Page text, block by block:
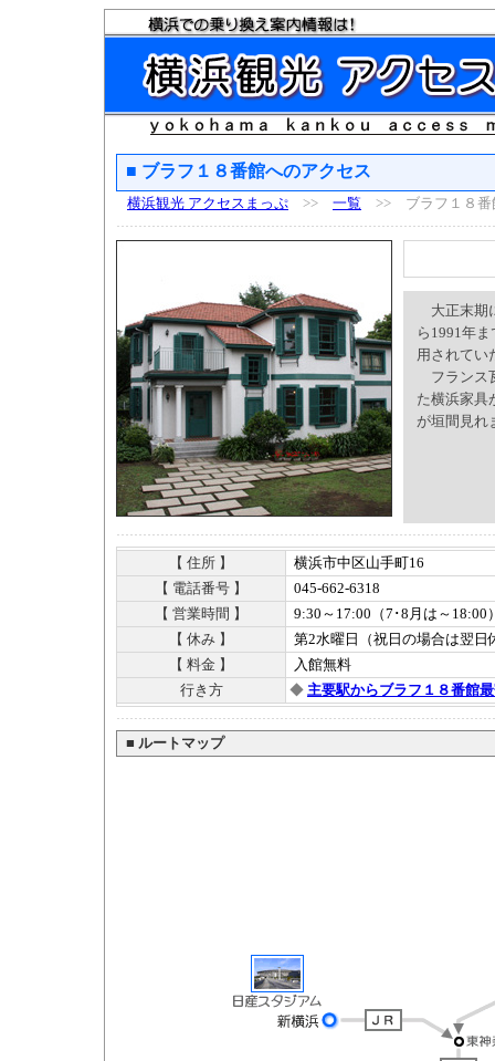
■ ブラフ１８番館へのアクセス
横浜観光 アクセスまっぷ >> 一覧 >> ブラフ１８番
大正末期
ら1991年
用されてい
フランス
た横浜家具
が垣間見れ
【 住所 】
横浜市中区山手町16
【 電話番号 】
045-662-6318
【 営業時間 】
9:30～17:00（7･8月は～18:00
【 休み 】
第2水曜日（祝日の場合は翌日
【 料金 】
入館無料
行き方
◆ 主要駅からブラフ１８番館
■ ルートマップ